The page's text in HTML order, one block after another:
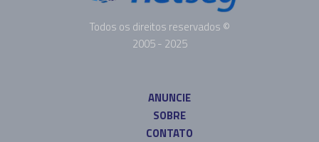
Todos os direitos reservados ©
2005 - 2025
ANUNCIE
SOBRE
CONTATO